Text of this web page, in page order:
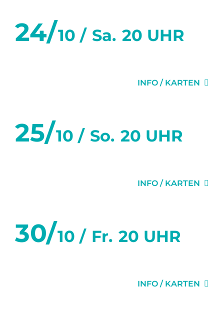
24/10 / Sa. 20 UHR
INFO / KARTEN
25/10 / So. 20 UHR
INFO / KARTEN
30/10 / Fr. 20 UHR
INFO / KARTEN